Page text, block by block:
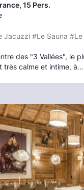
15 Pers.
Jacuzzi #Le Sauna #Le
des "3 Vallées", le
très calme et intime, à…